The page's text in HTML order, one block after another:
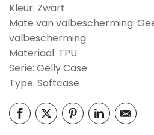
Kleur: Zwart
Mate van valbescherming:
valbescherming
Materiaal: TPU
Serie: Gelly Case
Type: Softcase